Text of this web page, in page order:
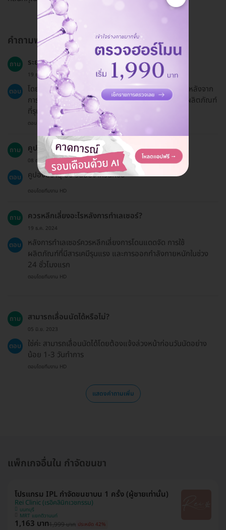
คำถามพบบ่อย
ถาม ระยะเวลาการฟื้นฟูหลังการทำเลเซอร์เป็นอย่างไร?
19 ธ.ค. 2024
ตอบ
โดยทั่วไปคุณสามารถกลับไปทำกิจกรรมประจำวันได้ทันทีหลังจาก
การทำเลเซอร์ แต่ควรหลีกเลี่ยงการออกแดดและการใช้ผลิตภัณฑ์
ที่รุนแรงในช่วงแรก
ตอบโดยทีมงาน HD
ถาม คูปองมีอายุการใช้งานเท่าไหร่?
08 ต.ค. 2024
ตอบ คูปองมีอายุ 60 วันนับจากวันที่ซื้อ
ตอบโดยทีมงาน HD
ถาม ควรหลีกเลี่ยงอะไรหลังการทำเลเซอร์?
19 ธ.ค. 2024
ตอบ
หลังการทำเลเซอร์ควรหลีกเลี่ยงการโดนแดดจัด การใช้
ผลิตภัณฑ์ที่มีสารเคมีรุนแรง และการออกกำลังกายหนักในช่วง
24 ชั่วโมงแรก
ตอบโดยทีมงาน HD
ถาม สามารถเลื่อนนัดได้หรือไม่?
05 มิ.ย. 2023
ตอบ
ใช่ค่ะ สามารถเลื่อนนัดได้โดยต้องแจ้งล่วงหน้าก่อนวันนัดอย่าง
น้อย 1-3 วันทำการ
ตอบโดยทีมงาน HD
แสดงคำถามเพิ่ม
แพ็กเกจอื่นใน กำจัดขนขา
โปรแกรม IPL กำจัดขนขาบน 1 ครั้ง (ผู้ชายเท่านั้น)
Rei Clinic (เรอิคลินิกเวชกรรม)
นนทบุรี
MRT แยกติวานนท์
1,163 บาท1,999 บาท ประหยัด 42%